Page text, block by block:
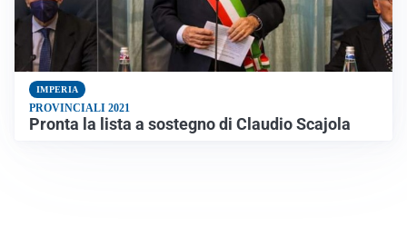
IMPERIA
PROVINCIALI 2021
Pronta la lista a sostegno di Claudio Scajola